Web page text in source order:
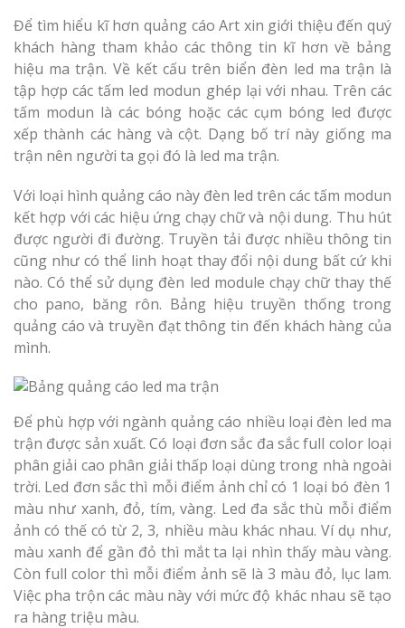
Để tìm hiểu kĩ hơn quảng cáo Art xin giới thiệu đến quý
khách hàng tham khảo các thông tin kĩ hơn về bảng
hiệu ma trận. Về kết cấu trên biển đèn led ma trận là
tập hợp các tấm led modun ghép lại với nhau. Trên các
tấm modun là các bóng hoặc các cụm bóng led được
xếp thành các hàng và cột. Dạng bố trí này giống ma
trận nên người ta gọi đó là led ma trận.
Với loại hình quảng cáo này đèn led trên các tấm modun
kết hợp với các hiệu ứng chạy chữ và nội dung. Thu hút
được người đi đường. Truyền tải được nhiều thông tin
cũng như có thể linh hoạt thay đổi nội dung bất cứ khi
nào. Có thể sử dụng đèn led module chạy chữ thay thế
cho pano, băng rôn. Bảng hiệu truyền thống trong
quảng cáo và truyền đạt thông tin đến khách hàng của
mình.
Để phù hợp với ngành quảng cáo nhiều loại đèn led ma
trận được sản xuất. Có loại đơn sắc đa sắc full color loại
phân giải cao phân giải thấp loại dùng trong nhà ngoài
trời. Led đơn sắc thì mỗi điểm ảnh chỉ có 1 loại bó đèn 1
màu như xanh, đỏ, tím, vàng. Led đa sắc thù mỗi điểm
ảnh có thế có từ 2, 3, nhiều màu khác nhau. Ví dụ như,
màu xanh để gần đỏ thì mắt ta lại nhìn thấy màu vàng.
Còn full color thì mỗi điểm ảnh sẽ là 3 màu đỏ, lục lam.
Việc pha trộn các màu này với mức độ khác nhau sẽ tạo
ra hàng triệu màu.
Thi Công
Nghệ An Nâng Tầm
Hiệu
Làm Biển
Rẻ Tại Vinh Giải Pháp
Quả
Làm Hộp
Cáo Tại Vinh Giá Rẻ
Nghiệp
Làm Biển
Mica Tại Vinh Lấy